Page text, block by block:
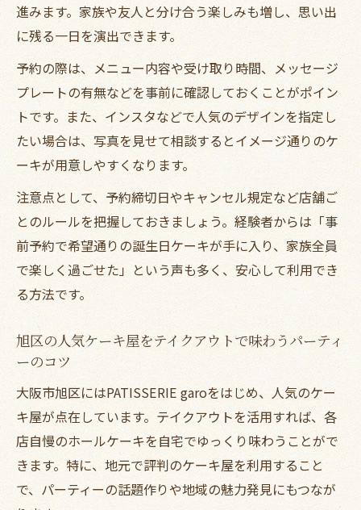
進みます。家族や友人と分け合う楽しみも増し、思い出
に残る一日を演出できます。
予約の際は、メニュー内容や受け取り時間、メッセージ
プレートの有無などを事前に確認しておくことがポイン
トです。また、インスタなどで人気のデザインを指定し
たい場合は、写真を見せて相談するとイメージ通りのケ
ーキが用意しやすくなります。
注意点として、予約締切日やキャンセル規定など店舗ご
とのルールを把握しておきましょう。経験者からは「事
前予約で希望通りの誕生日ケーキが手に入り、家族全員
で楽しく過ごせた」という声も多く、安心して利用でき
る方法です。
旭区の人気ケーキ屋をテイクアウトで味わうパーティ
ーのコツ
大阪市旭区にはPATISSERIE garoをはじめ、人気のケー
キ屋が点在しています。テイクアウトを活用すれば、各
店自慢のホールケーキを自宅でゆっくり味わうことがで
きます。特に、地元で評判のケーキ屋を利用すること
で、パーティーの話題作りや地域の魅力発見にもつなが